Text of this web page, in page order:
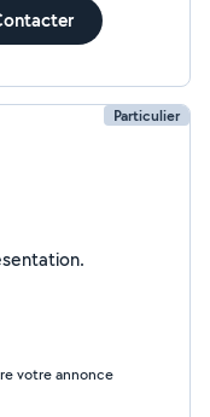
Particulier
renseigné ma présentation.
votre annonce